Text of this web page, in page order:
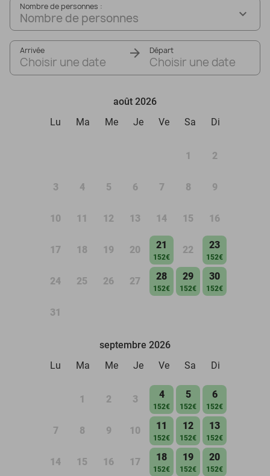
Nombre de personnes :
Nombre de personnes
Arrivée
Choisir une date
Départ
Choisir une date
août 2026
Lu
Ma Me Je Ve Sa Di
1 2
3 4 5 6 7 8 9
10 11 12 13 14 15 16
17 18 19 20 21
152€
22 23
152€
24 25 26 27 28
152€
29
152€
30
152€
31
septembre 2026
Lu
Ma Me Je Ve Sa Di
1 2 3 4
152€
5
152€
6
152€
7 8 9 10 11
152€
12
152€
13
152€
14 15 16 17 18
152€
19
152€
20
152€